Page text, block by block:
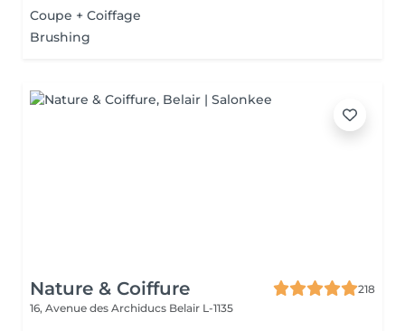
Coupe + Coiffage
Brushing
Nature & Coiffure
218
16, Avenue des Archiducs Belair L-1135